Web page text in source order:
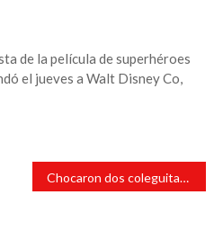
de la película de superhéroes
el jueves a Walt Disney Co,
Chocaron dos coleguitas en el Boulevard del Ferrocarril